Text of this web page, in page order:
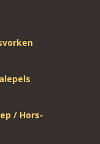
/ Hors-